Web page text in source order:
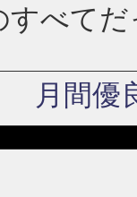
すべてだ
月間優